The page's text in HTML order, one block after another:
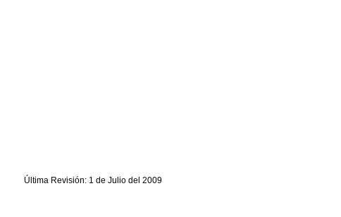
Última Revisión: 1 de Julio del 2009